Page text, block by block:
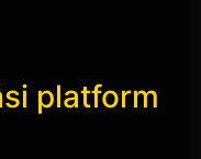
platform